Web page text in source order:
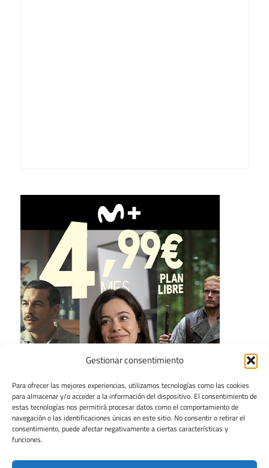
Gestionar consentimiento
Para ofrecer las mejores experiencias, utilizamos tecnologías como las cookies
para almacenar y/o acceder a la información del dispositivo. El consentimiento de
estas tecnologías nos permitirá procesar datos como el comportamiento de
navegación o las identificaciones únicas en este sitio. No consentir o retirar el
consentimiento, puede afectar negativamente a ciertas características y
funciones.